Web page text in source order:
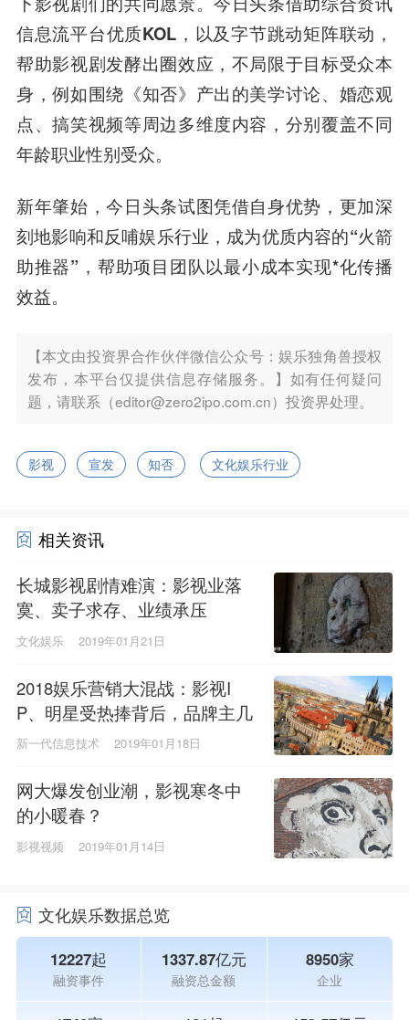
信息流平台优质KOL，以及字节跳动矩阵联动，
帮助影视剧发酵出圈效应，不局限于目标受众本
身，例如围绕《知否》产出的美学讨论、婚恋观
点、搞笑视频等周边多维度内容，分别覆盖不同
年龄职业性别受众。
新年肇始，今日头条试图凭借自身优势， 更加深
刻地影响和反哺娱乐行业，成为优质内容的“火箭
助推器”，帮助项目团队以最小成本实现*化传播
效益。
【本文由投资界合作伙伴微信公众号：娱乐独角兽授权
发布，本平台仅提供信息存储服务。】如有任何疑问
题，请联系（editor@zero2ipo.com.cn）投资界处理。
影视 宣发 知否 文化娱乐行业
相关资讯
长城影视剧情难演：影视业落
寞、卖子求存、业绩承压
文化娱乐 2019年01月21日
2018娱乐营销大混战：影视I
P、明星受热捧背后，品牌主几
家欢喜几家愁？
新一代信息技术 2019年01月18日
网大爆发创业潮，影视寒冬中
的小暖春？
影视视频 2019年01月14日
文化娱乐数据总览
12227起
融资事件
1337.87亿元
融资总金额
8950家
企业